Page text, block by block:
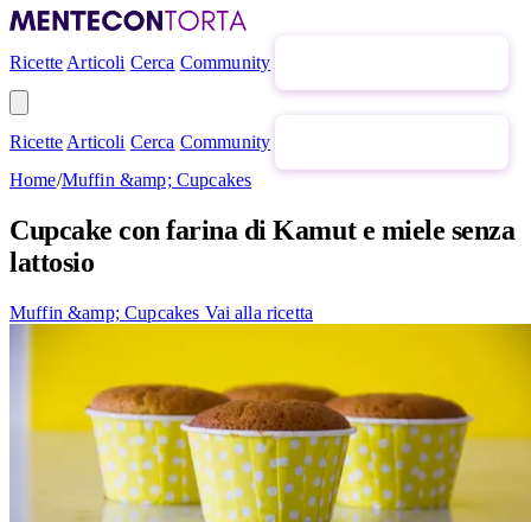
Ricette Articoli Cerca Community
Ricette Articoli Cerca Community
Home/Muffin &amp; Cupcakes
Cupcake con farina di Kamut e miele senza
lattosio
Muffin &amp; Cupcakes Vai alla ricetta